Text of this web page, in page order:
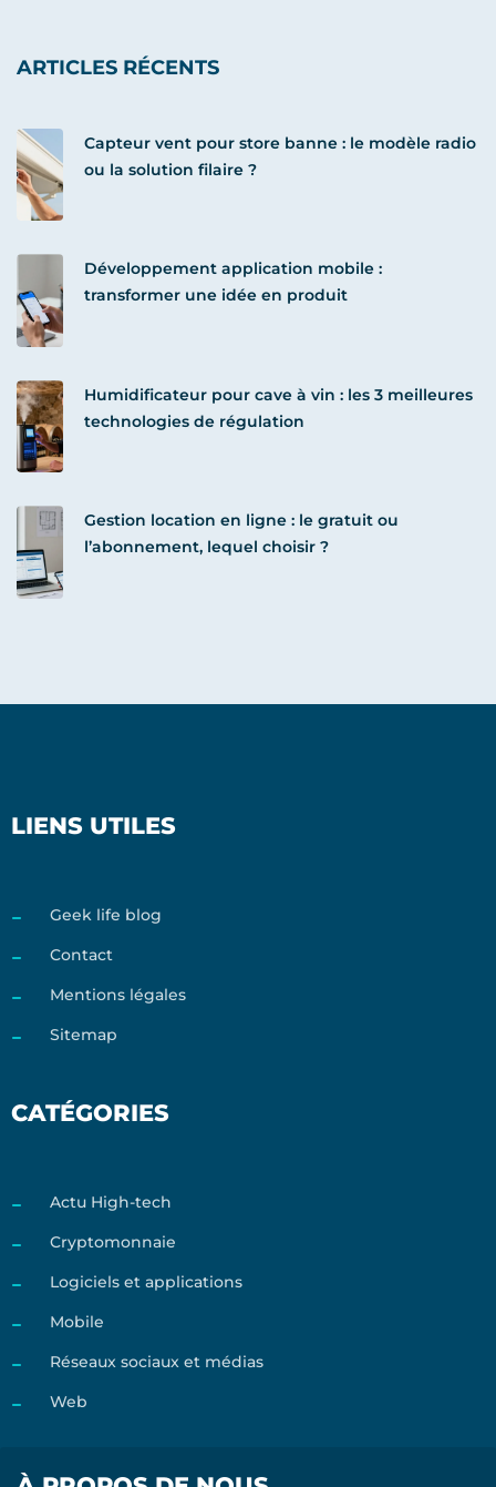
ARTICLES RÉCENTS
Capteur vent pour store banne : le modèle radio
ou la solution filaire ?
Développement application mobile :
transformer une idée en produit
Humidificateur pour cave à vin : les 3 meilleures
technologies de régulation
Gestion location en ligne : le gratuit ou
l’abonnement, lequel choisir ?
LIENS UTILES
Geek life blog
Contact
Mentions légales
Sitemap
CATÉGORIES
Actu High-tech
Cryptomonnaie
Logiciels et applications
Mobile
Réseaux sociaux et médias
Web